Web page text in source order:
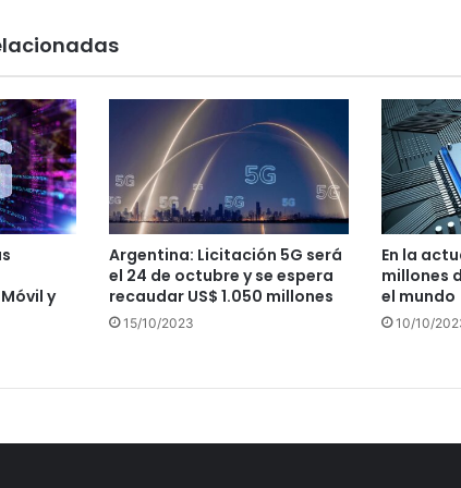
y
Argentina: Licitación 5G será
el 24 de octubre y se espera
recaudar US$ 1.050 millones
15/10/2023
En la
millones
el mundo
10/10/